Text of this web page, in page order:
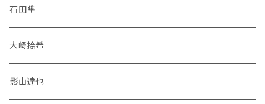
石田隼
大崎捺希
影山達也